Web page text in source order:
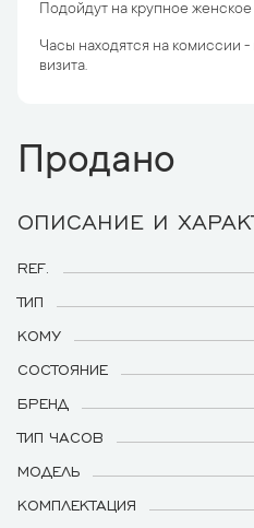
Подойдут на крупное женское
Часы находятся на комиссии -
визита.
Продано
ОПИСАНИЕ И
REF.
ТИП
КОМУ
СОСТОЯНИЕ
БРЕНД
ТИП ЧАСОВ
МОДЕЛЬ
КОМПЛЕКТАЦИЯ